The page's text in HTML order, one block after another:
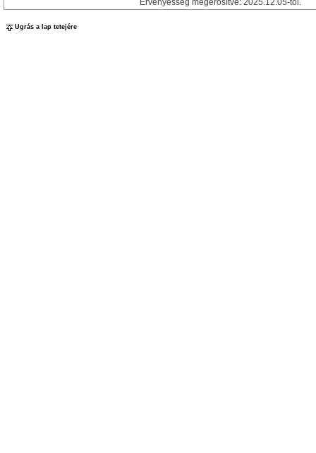
Érvényesség megerősítve: 2025.12.05-től.
Ugrás a lap tetejére